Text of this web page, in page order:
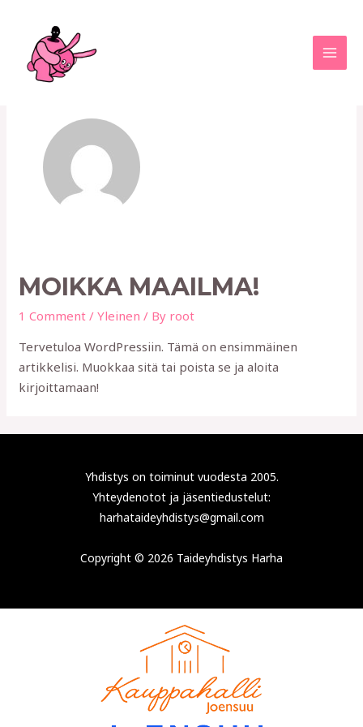
content
ROOT
MOIKKA MAAILMA!
1 Comment /Yleinen / By root
Tervetuloa WordPressiin. Tämä on ensimmäinen
artikkelisi. Muokkaa sitä tai poista se ja aloita
kirjoittamaan!
Yhdistys on toiminut vuodesta 2005.
Yhteydenotot ja jäsentiedustelut:
harhataideyhdistys@gmail.com
Copyright © 2026 Taideyhdistys Harha